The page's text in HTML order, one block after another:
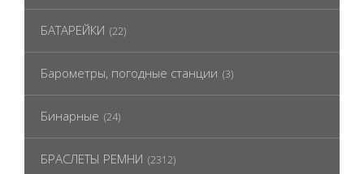
БАТАРЕЙКИ (22)
Барометры, погодные станции (3)
Бинарные (24)
БРАСЛЕТЫ РЕМНИ (2312)